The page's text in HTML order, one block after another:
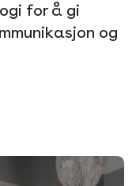
for å gi
og